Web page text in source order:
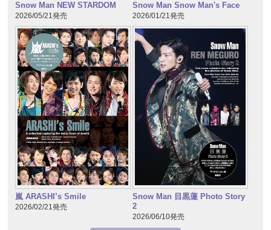
Snow Man NEW STARDOM
2026/05/21発売
Snow Man Snow Man's Face
2026/01/21発売
嵐 ARASHI’s Smile
2026/02/21発売
Snow Man 目黒蓮 Photo Story
2
2026/06/10発売